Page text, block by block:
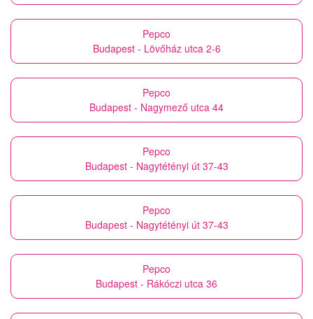
Pepco
Budapest - Lövőház utca 2-6
Pepco
Budapest - Nagymező utca 44
Pepco
Budapest - Nagytétényi út 37-43
Pepco
Budapest - Nagytétényi út 37-43
Pepco
Budapest - Rákóczi utca 36